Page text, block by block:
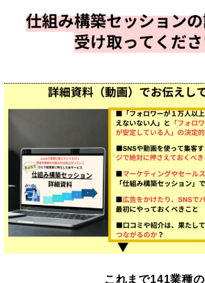
これまで141業種の